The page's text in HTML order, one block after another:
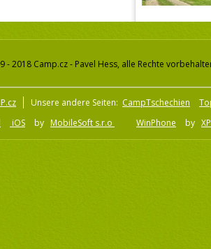
- 2018 Camp.cz - Pavel Hess, alle Rechte
Unsere andere Seiten: CampTschechien
iOS by MobileSoft s.r.o WinPhone by